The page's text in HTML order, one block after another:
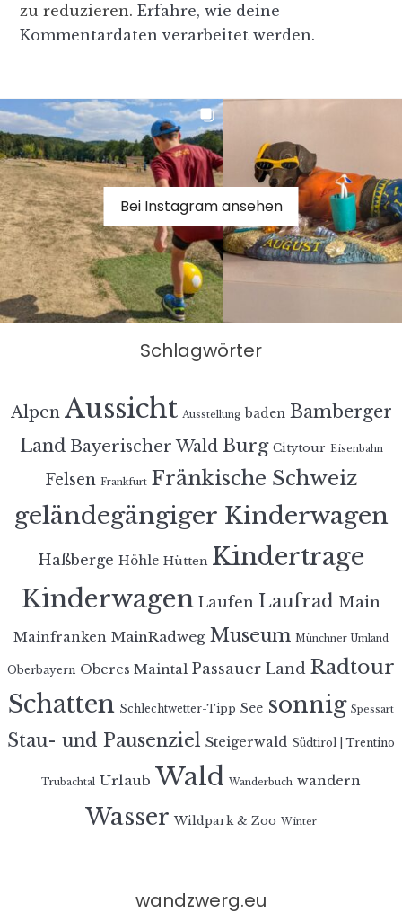
zu reduzieren. Erfahre, wie deine
Kommentardaten verarbeitet werden.
Bei Instagram ansehen
Schlagwörter
Alpen Aussicht Ausstellung baden Bamberger
Land Bayerischer Wald Burg Citytour Eisenbahn
Felsen Frankfurt Fränkische Schweiz
geländegängiger Kinderwagen
Haßberge Höhle Hütten Kindertrage
Kinderwagen Laufen Laufrad Main
Mainfranken MainRadweg Museum Münchner Umland
Oberbayern Oberes Maintal Passauer Land Radtour
Schatten Schlechtwetter-Tipp See sonnig Spessart
Stau- und Pausenziel Steigerwald Südtirol | Trentino
Trubachtal Urlaub Wald Wanderbuch wandern
Wasser Wildpark & Zoo Winter
wandzwerg.eu